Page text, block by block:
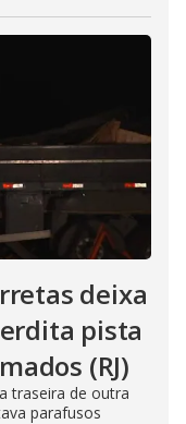
deixa
pista
(RJ)
traseira de outra
parafusos